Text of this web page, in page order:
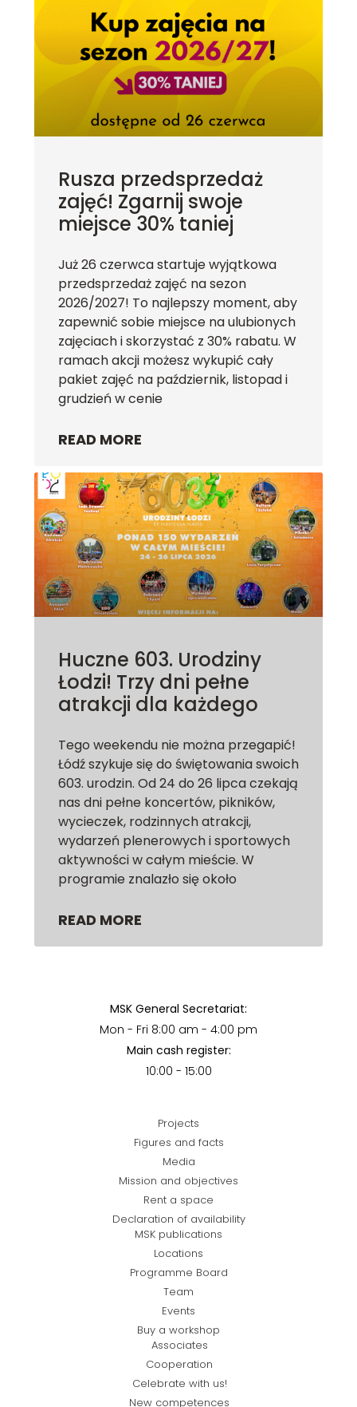
Rusza przedsprzedaż
zajęć! Zgarnij swoje
miejsce 30% taniej
Już 26 czerwca startuje wyjątkowa
przedsprzedaż zajęć na sezon
2026/2027! To najlepszy moment, aby
zapewnić sobie miejsce na ulubionych
zajęciach i skorzystać z 30% rabatu. W
ramach akcji możesz wykupić cały
pakiet zajęć na październik, listopad i
grudzień w cenie
READ MORE
Huczne 603. Urodziny
Łodzi! Trzy dni pełne
atrakcji dla każdego
Tego weekendu nie można przegapić!
Łódź szykuje się do świętowania swoich
603. urodzin. Od 24 do 26 lipca czekają
nas dni pełne koncertów, pikników,
wycieczek, rodzinnych atrakcji,
wydarzeń plenerowych i sportowych
aktywności w całym mieście. W
programie znalazło się około
READ MORE
MSK General Secretariat:
Mon - Fri 8:00 am - 4:00 pm
Main cash register:
10:00 - 15:00
Projects
Figures and facts
Media
Mission and objectives
Rent a space
Declaration of availability
MSK publications
Locations
Programme Board
Team
Events
Buy a workshop
Associates
Cooperation
Celebrate with us!
New competences